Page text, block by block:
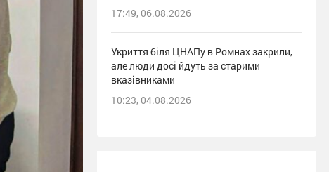
17:49, 06.08.2026
Укриття біля ЦНАПу в Ромнах закрили,
але люди досі йдуть за старими
вказівниками
10:23, 04.08.2026